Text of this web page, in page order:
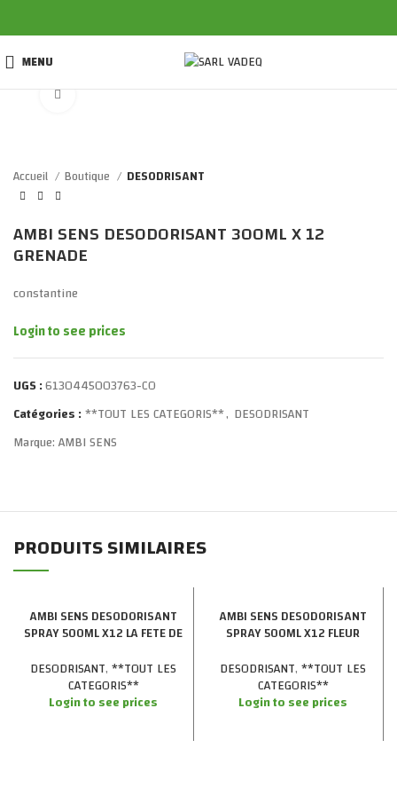
MENU
Click to enlarge
Accueil Boutique DESODRISANT
AMBI SENS DESODORISANT 300ML X 12
GRENADE
constantine
Login to see prices
UGS :6130445003763-CO
Catégories :**TOUT LES CATEGORIS**, DESODRISANT
Marque:AMBI SENS
PRODUITS SIMILAIRES
AMBI SENS DESODORISANT
SPRAY 500ML X12 LA FETE DE
DESODRISANT,**TOUT LES
CATEGORIS**
Login to see prices
AMBI SENS DESODORISANT
SPRAY 500ML X12 FLEUR
DESODRISANT,**TOUT LES
CATEGORIS**
Login to see prices